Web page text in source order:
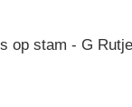
op stam - G